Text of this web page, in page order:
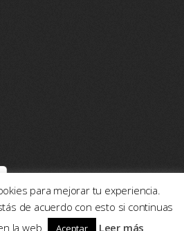
para mejorar tu experiencia.
de acuerdo con esto si continuas
la web.
Aceptar Leer más